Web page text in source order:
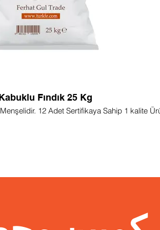
Fındık 25 Kg
12 Adet Sertifikaya Sahip 1 kalite